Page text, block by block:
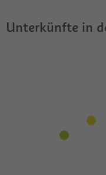
Unterkünfte in